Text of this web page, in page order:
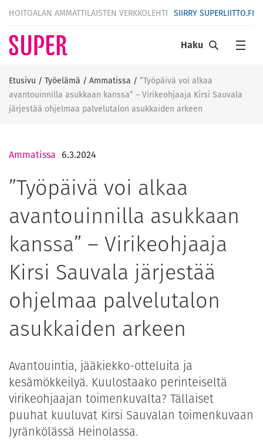
HOITOALAN AMMATTILAISTEN VERKKOLEHTI SIIRRY SUPERLIITTO.FI
Haku
Etusivu / Työelämä / Ammatissa / ”Työpäivä voi alkaa
avantouinnilla asukkaan kanssa” – Virikeohjaaja Kirsi Sauvala
järjestää ohjelmaa palvelutalon asukkaiden arkeen
Ammatissa 6.3.2024
”Työpäivä voi alkaa
avantouinnilla asukkaan
kanssa” – Virikeohjaaja
Kirsi Sauvala järjestää
ohjelmaa palvelutalon
asukkaiden arkeen
Avantouintia, jääkiekko-otteluita ja
kesämökkeilyä. Kuulostaako perinteiseltä
virikeohjaajan toimenkuvalta? Tällaiset
puuhat kuuluvat Kirsi Sauvalan toimenkuvaan
Jyränkölässä Heinolassa.